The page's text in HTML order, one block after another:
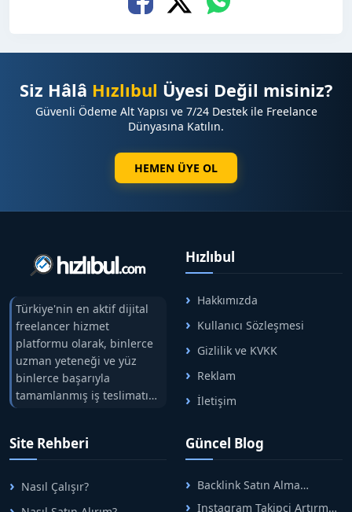
Siz Hâlâ Hızlıbul Üyesi Değil misiniz?
Güvenli Ödeme Alt Yapısı ve 7/24 Destek ile Freelance
Dünyasına Katılın.
HEMEN ÜYE OL
Türkiye'nin en aktif dijital
freelancer hizmet
platformu olarak, binlerce
uzman yeteneği ve yüz
binlerce başarıyla
tamamlanmış iş teslimatını
tek çatıda buluşturuyoruz.
arasındaki süreci risksiz
alışveriş sistemi ile koruyan
ticaretin güvenli
adreslerinden birisidir.
Hızlıbul
Hakkımızda
Kullanıcı Sözleşmesi
Gizlilik ve KVKK
Reklam
İletişim
Site Rehberi
Nasıl Çalışır?
Güncel Blog
Backlink Satın Alma
Rehberi: Güvenli SEO İçin
Instagram Takipçi Artırma